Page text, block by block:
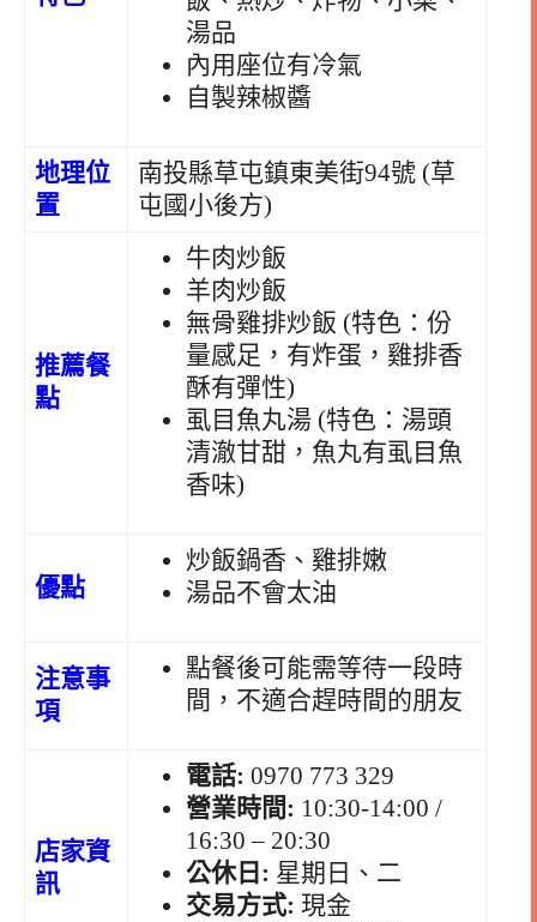
湯品
內用座位有冷氣
自製辣椒醬
地理位
置
南投縣草屯鎮東美街94號 (草
屯國小後方)
推薦餐
點
牛肉炒飯
羊肉炒飯
無骨雞排炒飯 (特色：份
量感足，有炸蛋，雞排香
酥有彈性)
虱目魚丸湯 (特色：湯頭
清澈甘甜，魚丸有虱目魚
香味)
優點
炒飯鍋香、雞排嫩
湯品不會太油
注意事
項
點餐後可能需等待一段時
間，不適合趕時間的朋友
店家資
訊
電話: 0970 773 329
營業時間: 10:30-14:00 /
16:30 – 20:30
公休日: 星期日、二
交易方式: 現金